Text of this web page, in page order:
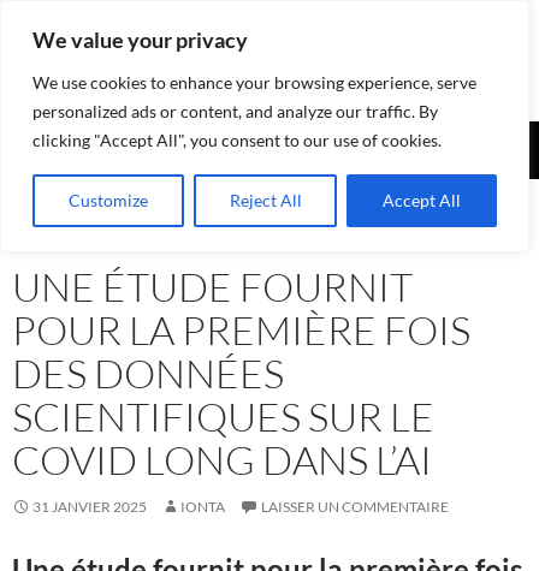
We value your privacy
We use cookies to enhance your browsing experience, serve
personalized ads or content, and analyze our traffic. By
clicking "Accept All", you consent to our use of cookies.
Customize Reject All Accept All
Assurances-sociales.info
Recherche
UNE ÉTUDE FOURNIT
POUR LA PREMIÈRE FOIS
DES DONNÉES
SCIENTIFIQUES SUR LE
COVID LONG DANS L’AI
31 JANVIER 2025 IONTA LAISSER UN COMMENTAIRE